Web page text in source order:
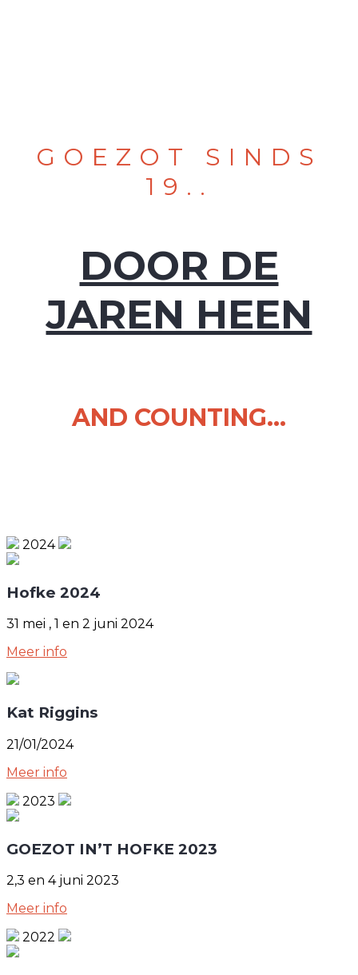
GOEZOT SINDS
19..
DOOR DE
JAREN HEEN
AND COUNTING...
2024
Hofke 2024
31 mei , 1 en 2 juni 2024
Meer info
Kat Riggins
21/01/2024
Meer info
2023
GOEZOT IN’T HOFKE 2023
2,3 en 4 juni 2023
Meer info
2022